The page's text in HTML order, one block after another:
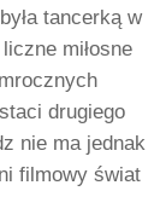
tancerką w
miłosne
drugiego
nie ma jednak
filmowy świat